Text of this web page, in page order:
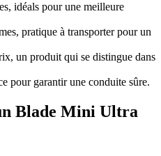
idéals pour une meilleure
pratique à transporter pour un
un produit qui se distingue dans
pour garantir une conduite sûre.
Blade Mini Ultra